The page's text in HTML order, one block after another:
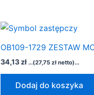
OB109-1729 ZESTAW
34,13 zł ...(27,75 zł netto)...
Dodaj do koszyka